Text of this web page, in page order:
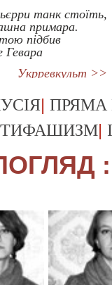
танк стоїть,
примара.
підбив
Гевара
Укрревкульт >>
| ПРЯМА
|